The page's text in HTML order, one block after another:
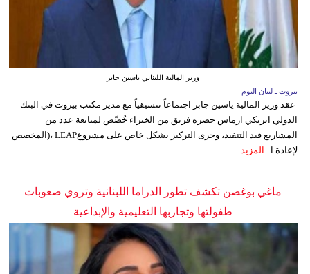
وزير المالية اللبناني ياسين جابر
بيروت ـ لبنان اليوم
عقد وزير المالية ياسين جابر اجتماعاً تنسيقياً مع مدير مكتب بيروت في البنك
الدولي انريكي ارماس حضره فريق من الخبراء خُصِّص لمتابعة عدد من
المشاريع قيد التنفيذ، وجرى التركيز بشكل خاص على مشروعLEAP ،(المخصص
لإعادة ا...
المزيد
ماغي بوغصن تكشف تطور الدراما اللبنانية وتروي صعوبات
طفولتها وتجاربها التعليمية والإبداعية